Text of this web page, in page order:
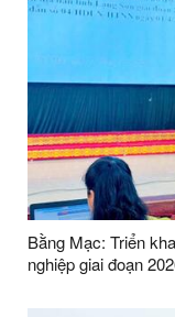
Bằng Mạc: Triển
nghiệp giai đoạn